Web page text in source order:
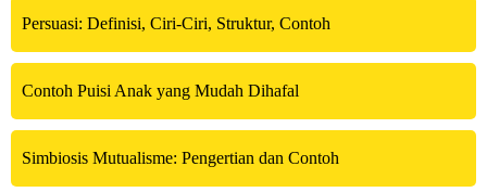
Persuasi: Definisi, Ciri-Ciri, Struktur, Contoh
Contoh Puisi Anak yang Mudah Dihafal
Simbiosis Mutualisme: Pengertian dan Contoh